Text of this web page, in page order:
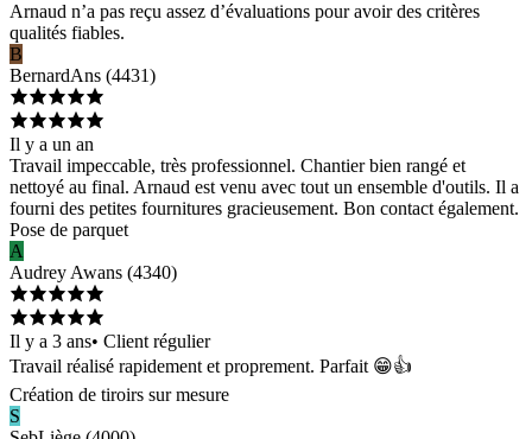
Arnaud n’a pas reçu assez d’évaluations pour avoir des critères
qualités fiables.
B
BernardAns (4431)
Il y a un an
Travail impeccable, très professionnel. Chantier bien rangé et
nettoyé au final. Arnaud est venu avec tout un ensemble d'outils. Il a
fourni des petites fournitures gracieusement. Bon contact également.
Pose de parquet
A
Audrey Awans (4340)
Il y a 3 ans• Client régulier
Travail réalisé rapidement et proprement. Parfait 😁👍
Création de tiroirs sur mesure
S